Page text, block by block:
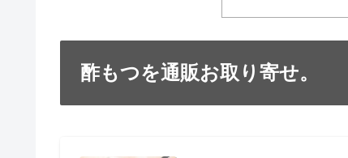
酢もつを通販お取り寄せ。